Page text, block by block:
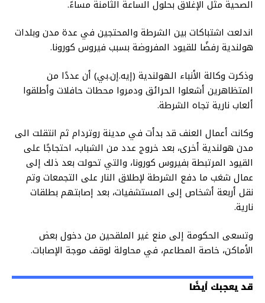
الصحية مثل الإغلاق بحلول الساعة الثامنة مساءً.
اندلعت اشتباكات بين الشرطة والمحتجين في عدة مدن وبلدات
هولندية رفضًا للقيود المفروضة بسبب فيروس كورونا.
وذكرت وكالة الأنباء الهولندية (إيه.إن.بي) أن عددًا من
المتظاهرين أشعلوا الحرائق ودمروا محطات حافلات وأطلقوا
ألعاب نارية تجاه الشرطة.
وكانت أعمال العنف قد بدأت في مدينة روتردام ثم انتقلت الى
مدن هولندية أخرى، بعد خروج عدد من الشباب، احتجاجًا على
القيود المرتبطة بفيروس كورونا، والتي تحولت بعد ذلك إلى
عمال شغب ما دفع الشرطة لإطلاق النار على التجمعات وتم
نقل أربعة أشخاص إلى المستشفيات، بعد إصابتهم بطلقات
نارية.
وتسعى الحكومة إلى منع غير الملقحين من دخول بعض
الأماكن، خاصة المطاعم، في محاولة لوقف موجة الإصابات.
قد يعجبك أيضًا